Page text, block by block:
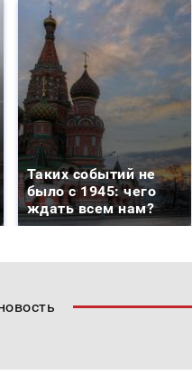
Таких событий не
было с 1945: чего
ждать всем нам?